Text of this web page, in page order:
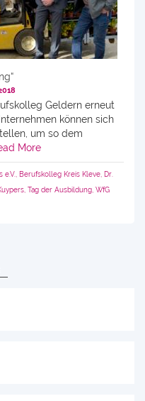
Geldern erneut
können sich
um so dem
More
e.V. Berufskolleg Kreis Kleve Dr.
Tag der Ausbildung WfG